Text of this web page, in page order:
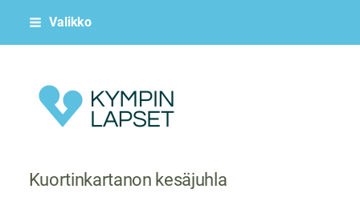
Siirry
Valikko
Kympin Lapset ry
Kuortinkartanon kesäjuhla